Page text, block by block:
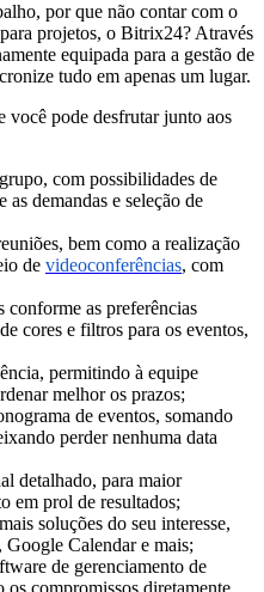
por que não contar com o
projetos, o Bitrix24? Através
equipada para a gestão de
tudo em apenas um lugar.
você pode desfrutar junto aos
com possibilidades de
as demandas e seleção de
bem como a realização
de videoconferências, com
conforme as preferências
cores e filtros para os eventos,
permitindo à equipe
melhor os prazos;
de eventos, somando
perder nenhuma data
detalhado, para maior
em prol de resultados;
soluções do seu interesse,
Calendar e mais;
de gerenciamento de
os compromissos diretamente